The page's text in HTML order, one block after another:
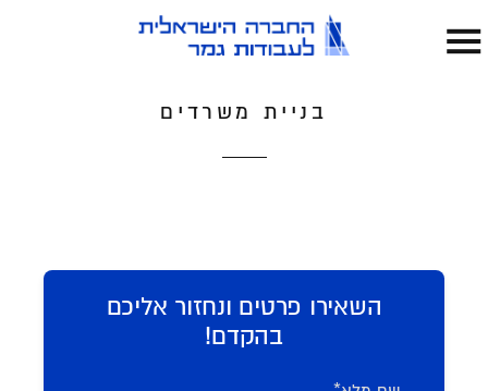
בניית משרדים
השאירו פרטים ונחזור אליכם
בהקדם!